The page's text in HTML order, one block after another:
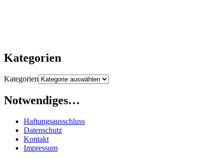
Kategorien
Kategorien
Notwendiges…
Haftungsausschluss
Datenschutz
Kontakt
Impressum